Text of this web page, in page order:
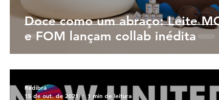
Doce como um abraço: Leite
e FOM lançam collab inédita
Redibra
15 de out. de 2021
1 min de leitura